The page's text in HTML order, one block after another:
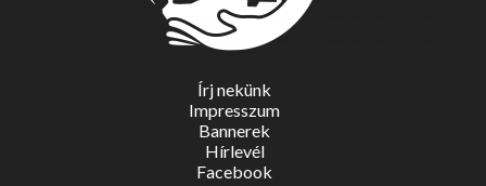
Írj nekünk
Impresszum
Bannerek
Hírlevél
Facebook